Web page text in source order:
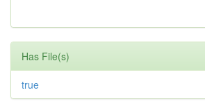
Has File(s)
true